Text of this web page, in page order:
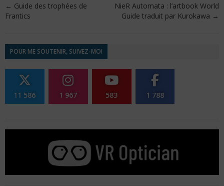
← Guide des trophées de
Frantics
NieR Automata : l’artbook World
Guide traduit par Kurokawa →
POUR ME SOUTENIR, SUIVEZ-MOI
11 586 1 967 583 1 788